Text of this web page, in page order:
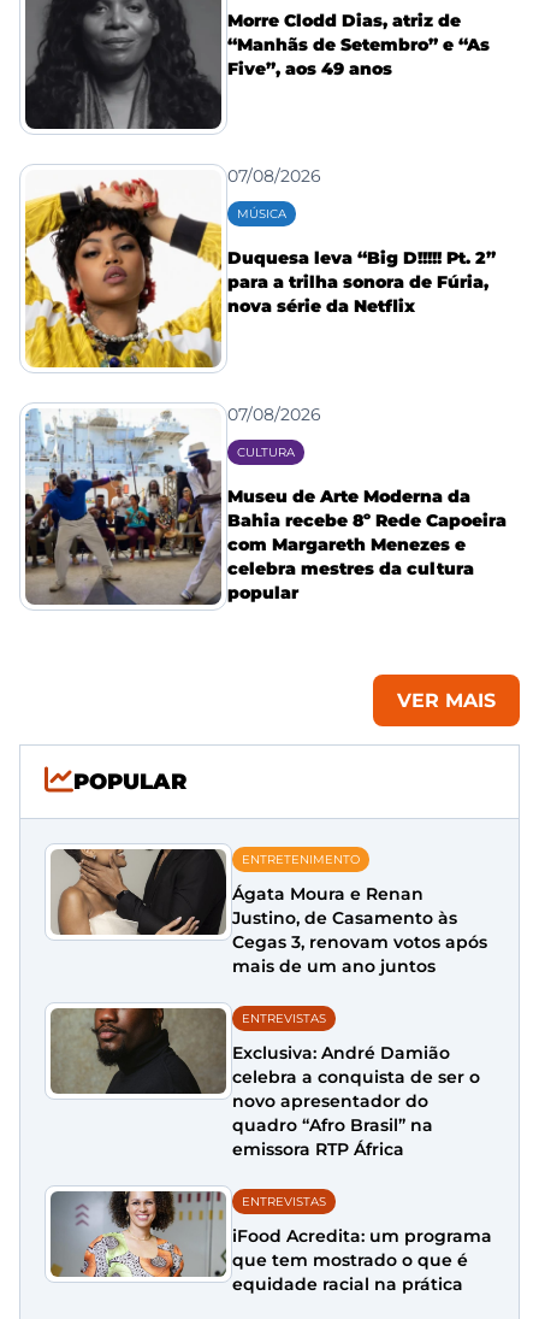
Morre Clodd Dias, atriz de
“Manhãs de Setembro” e “As
Five”, aos 49 anos
07/08/2026
MÚSICA
Duquesa leva “Big D!!!!! Pt. 2”
para a trilha sonora de Fúria,
nova série da Netflix
07/08/2026
CULTURA
Museu de Arte Moderna da
Bahia recebe 8º Rede Capoeira
com Margareth Menezes e
celebra mestres da cultura
popular
VER MAIS
POPULAR
ENTRETENIMENTO
Ágata Moura e Renan
Justino, de Casamento às
Cegas 3, renovam votos após
mais de um ano juntos
ENTREVISTAS
Exclusiva: André Damião
celebra a conquista de ser o
novo apresentador do
quadro “Afro Brasil” na
emissora RTP África
ENTREVISTAS
iFood Acredita: um programa
que tem mostrado o que é
equidade racial na prática